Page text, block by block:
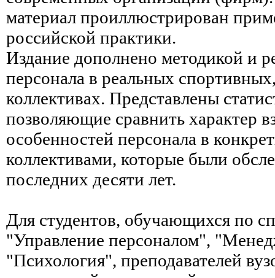
материал проиллюстрирован
российской практики.
Издание дополнено методикой и
персонала в реальных
коллективах. Представлены
позволяющие сравнить характер
особенностей персонала в
коллективами, которые были
последних десяти лет.
Для студентов, обучающихся по
"Управление персоналом",
"Психология", преподавателей